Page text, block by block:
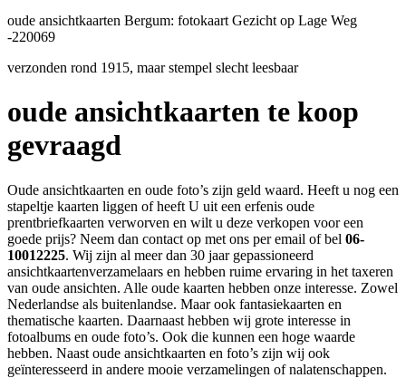
oude ansichtkaarten Bergum: fotokaart Gezicht op Lage Weg
-220069
verzonden rond 1915, maar stempel slecht leesbaar
oude ansichtkaarten te koop
gevraagd
Oude ansichtkaarten en oude foto’s zijn geld waard. Heeft u nog een
stapeltje kaarten liggen of heeft U uit een erfenis oude
prentbriefkaarten verworven en wilt u deze verkopen voor een
goede prijs? Neem dan contact op met ons per email of bel 06-
10012225. Wij zijn al meer dan 30 jaar gepassioneerd
ansichtkaartenverzamelaars en hebben ruime ervaring in het taxeren
van oude ansichten. Alle oude kaarten hebben onze interesse. Zowel
Nederlandse als buitenlandse. Maar ook fantasiekaarten en
thematische kaarten. Daarnaast hebben wij grote interesse in
fotoalbums en oude foto’s. Ook die kunnen een hoge waarde
hebben. Naast oude ansichtkaarten en foto’s zijn wij ook
geïnteresseerd in andere mooie verzamelingen of nalatenschappen.